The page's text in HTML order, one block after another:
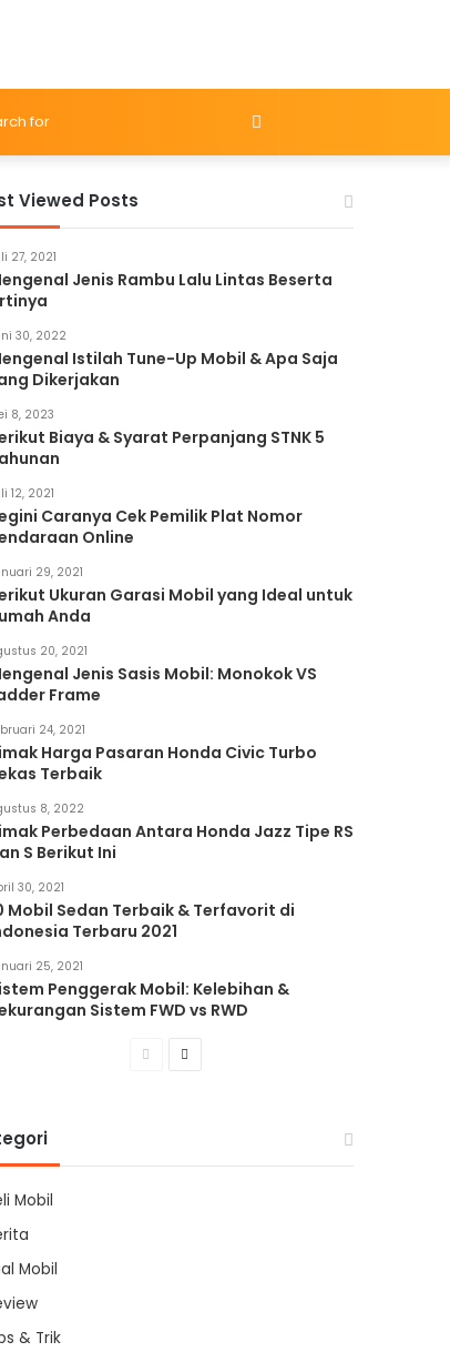
Search
Viewed Posts
27, 2021
Jenis Rambu Lalu Lintas Beserta
30, 2022
Istilah Tune-Up Mobil & Apa Saja
Dikerjakan
8, 2023
Biaya & Syarat Perpanjang STNK 5
12, 2021
Caranya Cek Pemilik Plat Nomor
Online
29, 2021
Ukuran Garasi Mobil yang Ideal untuk
Anda
20, 2021
Jenis Sasis Mobil: Monokok VS
Frame
24, 2021
Harga Pasaran Honda Civic Turbo
Terbaik
8, 2022
Perbedaan Antara Honda Jazz Tipe RS
S Berikut Ini
30, 2021
Mobil Sedan Terbaik & Terfavorit di
Terbaru 2021
25, 2021
Penggerak Mobil: Kelebihan &
Sistem FWD vs RWD
Previous
Mobil
Mobil
& Trik